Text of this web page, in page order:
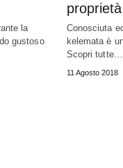
la
gustoso
Conosciuta
kelemata è
Scopri tutte…
11 Agosto 2018